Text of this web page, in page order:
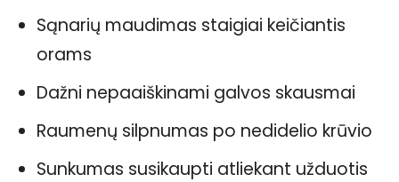
Sąnarių maudimas staigiai keičiantis
orams
Dažni nepaaiškinami galvos skausmai
Raumenų silpnumas po nedidelio krūvio
Sunkumas susikaupti atliekant užduotis